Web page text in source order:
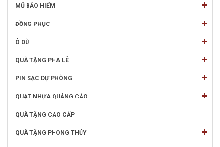
MŨ BẢO HIỂM
ĐỒNG PHỤC
Ô DÙ
QUÀ TẶNG PHA LÊ
PIN SẠC DỰ PHÒNG
QUẠT NHỰA QUẢNG CÁO
QUÀ TẶNG CAO CẤP
QUÀ TẶNG PHONG THỦY